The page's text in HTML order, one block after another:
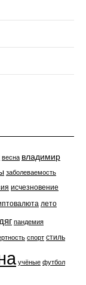
весна владимир
заболеваемость
исчезновение
лето
пандемия
спорт стиль
учёные футбол